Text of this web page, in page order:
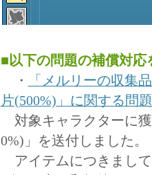
■以下の問題の補償対応
・
「メルリーの収集
片(500%)」に関する問題
対象キャラクターに
0%)」を送付しました。
アイテムにつきまし